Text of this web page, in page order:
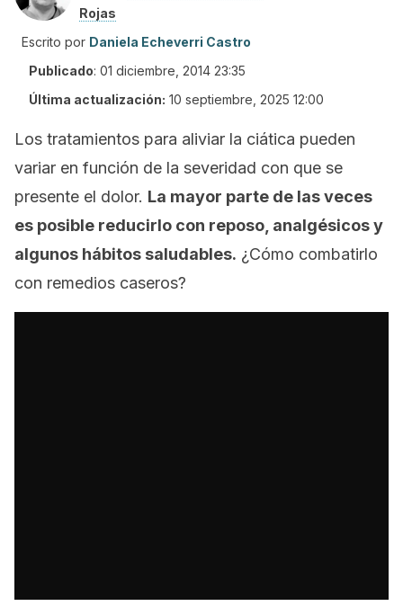
Rojas
Escrito por Daniela Echeverri Castro
Publicado: 01 diciembre, 2014 23:35
Última actualización: 10 septiembre, 2025 12:00
Los tratamientos para aliviar la ciática pueden
variar en función de la severidad con que se
presente el dolor. La mayor parte de las veces
es posible reducirlo con reposo, analgésicos y
algunos hábitos saludables. ¿Cómo combatirlo
con remedios caseros?